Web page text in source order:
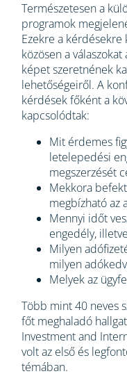
Természetesen a
programok
Ezekre a
közösen a
képet szeretnének
lehetőségeiről. A
kérdések főként a
kapcsolódtak:
Mit érdemes
letelepedési
megszerzését
Mekkora
megbízható az
Mennyi időt
engedély,
Milyen
milyen
Melyek az
Több mint 40 neves
főt meghaladó
Investment and
volt az első és
témában.